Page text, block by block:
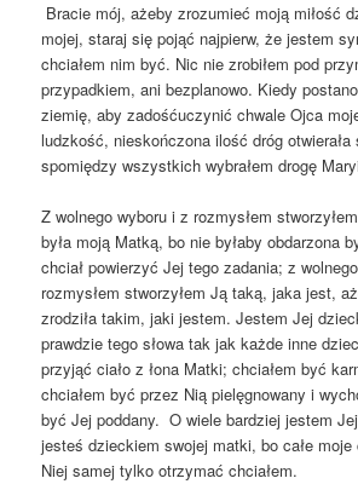
Bracie mój, ażeby zrozumieć moją miłość
mojej, staraj się pojąć najpierw, że jestem
chciałem nim być. Nic nie zrobiłem pod
przypadkiem, ani bezplanowo. Kiedy
ziemię, aby zadośćuczynić chwale Ojca
ludzkość, nieskończona ilość dróg otwierała
spomiędzy wszystkich wybrałem drogę
Z wolnego wyboru i z rozmysłem
była moją Matką, bo nie byłaby obdarzona
chciał powierzyć Jej tego zadania; z
rozmysłem stworzyłem Ją taką, jaka jest,
zrodziła takim, jaki jestem. Jestem Jej
prawdzie tego słowa tak jak każde inne
przyjąć ciało z łona Matki; chciałem być
chciałem być przez Nią pielęgnowany i
być Jej poddany. O wiele bardziej jestem
jesteś dzieckiem swojej matki, bo całe moje
Niej samej tylko otrzymać chciałem.